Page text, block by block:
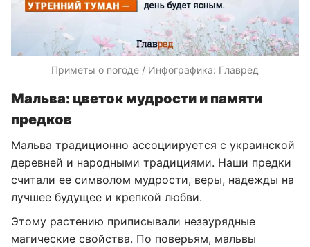
Приметы о погоде / Инфографика: Главред
Мальва: цветок мудрости и памяти
предков
Мальва традиционно ассоциируется с украинской
деревней и народными традициями. Наши предки
считали ее символом мудрости, веры, надежды на
лучшее будущее и крепкой любви.
Этому растению приписывали незаурядные
магические свойства. По поверьям, мальвы